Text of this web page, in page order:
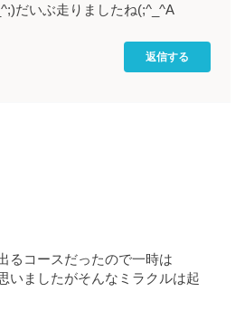
だいぶ走りましたね(;^_^A
返信する
るコースだったので一時は
いましたがそんなミラクルは起